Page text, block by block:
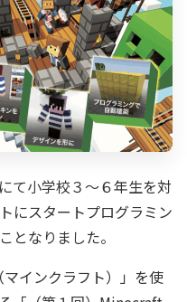
て小学校３〜６年生を対
にスタートプログラミン
となりました。
インクラフト）」を使